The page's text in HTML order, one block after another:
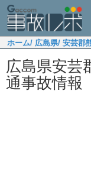
ホーム/ 広島県/ 安芸郡
広島県安芸
通事故情報